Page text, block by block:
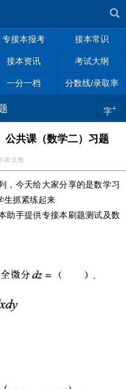
专接本报考 接本常识
接本资讯 考试大纲
一分一档 分数线/录取率
字+
公共课（数学二）习题
:文雅
，今天给大家分享的是数学习
生抓紧练起来
助手提供专接本刷题测试及数